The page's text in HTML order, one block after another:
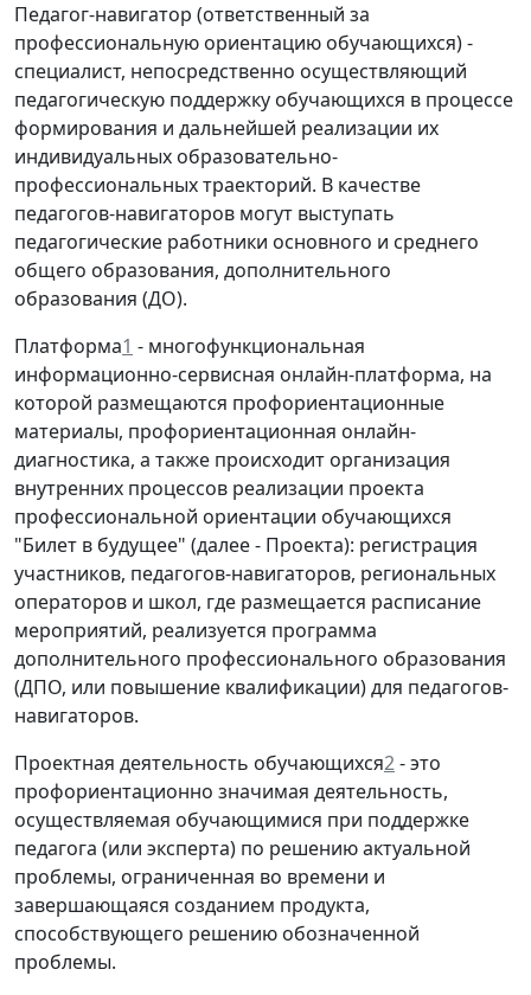
Педагог-навигатор (ответственный за
профессиональную ориентацию обучающихся) -
специалист, непосредственно осуществляющий
педагогическую поддержку обучающихся в процессе
формирования и дальнейшей реализации их
индивидуальных образовательно-
профессиональных траекторий. В качестве
педагогов-навигаторов могут выступать
педагогические работники основного и среднего
общего образования, дополнительного
образования (ДО).
Платформа1 - многофункциональная
информационно-сервисная онлайн-платформа, на
которой размещаются профориентационные
материалы, профориентационная онлайн-
диагностика, а также происходит организация
внутренних процессов реализации проекта
профессиональной ориентации обучающихся
"Билет в будущее" (далее - Проекта): регистрация
участников, педагогов-навигаторов, региональных
операторов и школ, где размещается расписание
мероприятий, реализуется программа
дополнительного профессионального образования
(ДПО, или повышение квалификации) для педагогов-
навигаторов.
Проектная деятельность обучающихся2- это
профориентационно значимая деятельность,
осуществляемая обучающимися при поддержке
педагога (или эксперта) по решению актуальной
проблемы, ограниченная во времени и
завершающаяся созданием продукта,
способствующего решению обозначенной
проблемы.